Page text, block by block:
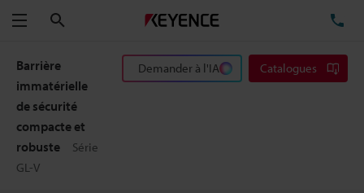
Menu
Barrière
immatérielle
de sécurité
compacte et
robuste
Série
GL-V
Demander à l'IA Catalogues